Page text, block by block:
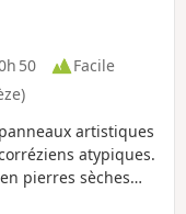
50
Facile
artistiques
atypiques.
pierres sèches